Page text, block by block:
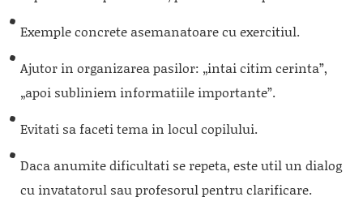
Exemple concrete asemanatoare cu exercitiul.
Ajutor in organizarea pasilor: „intai citim cerinta”,
„apoi subliniem informatiile importante”.
Evitati sa faceti tema in locul copilului.
Daca anumite dificultati se repeta, este util un dialog
cu invatatorul sau profesorul pentru clarificare.